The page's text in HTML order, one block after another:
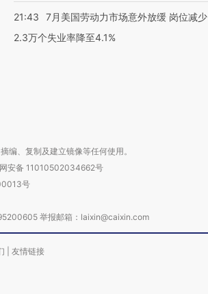
广】走进第四届链博
21:43
7月美国劳动力市场意外放缓 岗位减少
2.3万个失业率降至4.1%
编、复制及建立镜像等任何使用。
安备 11010502034662号
号
举报邮箱：laixin@caixin.com
友情链接